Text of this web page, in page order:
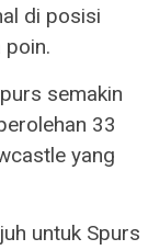
di posisi
poin.
semakin
33
yang
untuk Spurs